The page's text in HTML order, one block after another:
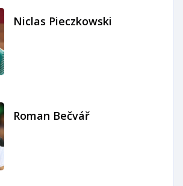
Niclas Pieczkowski
Roman Bečvář